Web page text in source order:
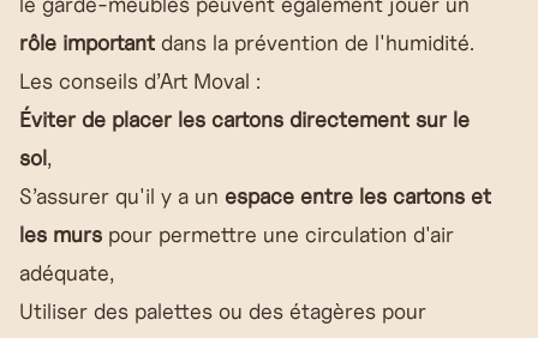
rôle important dans la prévention de l'humidité.
Les conseils d’Art Moval :
Éviter de placer les cartons directement sur le
sol,
S’assurer qu'il y a un espace entre les cartons et
les murs pour permettre une circulation d'air
adéquate,
Utiliser des palettes ou des étagères pour